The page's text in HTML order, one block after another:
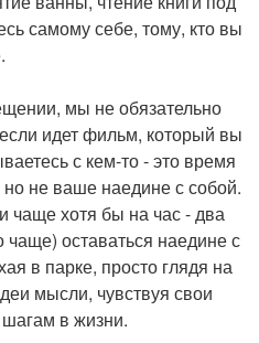
самому себе, тому, кто вы
мы не обязательно
идет фильм, который вы
с кем-то - это время
не ваше наедине с собой.
чаще хотя бы на час - два
оставаться наедине с
в парке, просто глядя на
мысли, чувствуя свои
в жизни.